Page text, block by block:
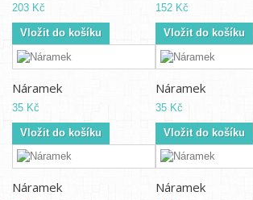
203 Kč
Vložit do košíku
152 Kč
Vložit do košíku
Náramek
35 Kč
Vložit do košíku
Náramek
35 Kč
Vložit do košíku
Náramek Náramek